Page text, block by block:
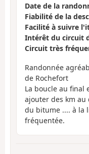
Date de la
Fiabilité de la
Facilité à suivre
Intérêt du circuit
Circuit très
Randonnée
de Rochefort
La boucle au final
ajouter des km
du bitume .... à la
fréquentée.